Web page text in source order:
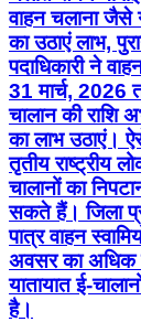
वाहन चलाना जैसे
का उठाएं लाभ,
पदाधिकारी ने
31 मार्च, 2026
चालान की राशि
का लाभ उठाएं।
तृतीय राष्ट्रीय
चालानों का
सकते हैं। जिला
पात्र वाहन
अवसर का अधिक
यातायात ई-
है।